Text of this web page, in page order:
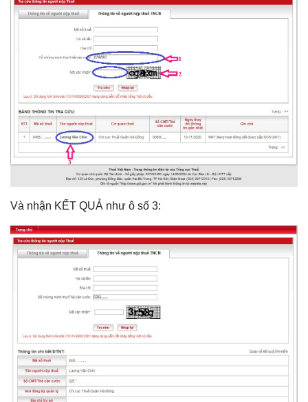
Và nhận KẾT QUẢ như ô số 3: